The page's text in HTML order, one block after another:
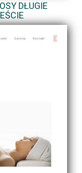
DŁUGIE